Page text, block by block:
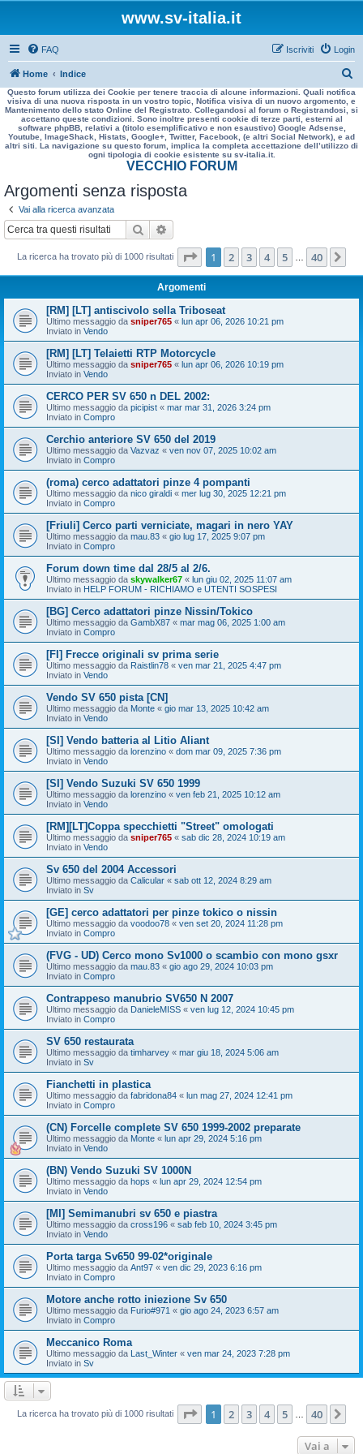
www.sv-italia.it
FAQ Login
Iscriviti
Home Indice
e
r
a
Questo forum utilizza dei Cookie per tenere traccia di alcune informazioni. Quali notifica
visiva di una nuova risposta in un vostro topic, Notifica visiva di un nuovo argomento, e
Mantenimento dello stato Online del Registrato. Collegandosi al forum o Registrandosi, si
accettano queste condizioni. Sono inoltre presenti cookie di terze parti, esterni al
software phpBB, relativi a (titolo esemplificativo e non esaustivo) Google Adsense,
Youtube, ImageShack, Histats, Google+, Twitter, Facebook, (e altri Social Network), e ad
altri siti. La navigazione su questo forum, implica la completa accettazione dell’utilizzo di
ogni tipologia di cookie esistente su sv-italia.it.
VECCHIO FORUM
Argomenti senza risposta
Vai alla ricerca avanzata
Cerca
La ricerca ha trovato più di 1000 risultati Pagina di 40
1 2 3 4 5 40
Argomenti
[RM] [LT] antiscivolo sella Triboseat
Ultimo messaggio da sniper765 « lun apr 06, 2026 10:21 pm
Inviato in Vendo
[RM] [LT] Telaietti RTP Motorcycle
Ultimo messaggio da sniper765 « lun apr 06, 2026 10:19 pm
Inviato in Vendo
CERCO PER SV 650 n DEL 2002:
Ultimo messaggio da picipist « mar mar 31, 2026 3:24 pm
Inviato in Compro
Cerchio anteriore SV 650 del 2019
Ultimo messaggio da Vazvaz « ven nov 07, 2025 10:02 am
Inviato in Compro
(roma) cerco adattatori pinze 4 pompanti
Ultimo messaggio da nico giraldi « mer lug 30, 2025 12:21 pm
Inviato in Compro
[Friuli] Cerco parti verniciate, magari in nero YAY
Ultimo messaggio da mau.83 « gio lug 17, 2025 9:07 pm
Inviato in Compro
Forum down time dal 28/5 al 2/6.
Ultimo messaggio da skywalker67 « lun giu 02, 2025 11:07 am
Inviato in HELP FORUM - RICHIAMO e UTENTI SOSPESI
[BG] Cerco adattatori pinze Nissin/Tokico
Ultimo messaggio da GambX87 « mar mag 06, 2025 1:00 am
Inviato in Compro
[FI] Frecce originali sv prima serie
Ultimo messaggio da Raistlin78 « ven mar 21, 2025 4:47 pm
Inviato in Vendo
Vendo SV 650 pista [CN]
Ultimo messaggio da Monte « gio mar 13, 2025 10:42 am
Inviato in Vendo
[SI] Vendo batteria al Litio Aliant
Ultimo messaggio da lorenzino « dom mar 09, 2025 7:36 pm
Inviato in Vendo
[SI] Vendo Suzuki SV 650 1999
Ultimo messaggio da lorenzino « ven feb 21, 2025 10:12 am
Inviato in Vendo
[RM][LT]Coppa specchietti "Street" omologati
Ultimo messaggio da sniper765 « sab dic 28, 2024 10:19 am
Inviato in Vendo
Sv 650 del 2004 Accessori
Ultimo messaggio da Calicular « sab ott 12, 2024 8:29 am
Inviato in Sv
[GE] cerco adattatori per pinze tokico o nissin
Ultimo messaggio da voodoo78 « ven set 20, 2024 11:28 pm
Inviato in Compro
(FVG - UD) Cerco mono Sv1000 o scambio con mono gsxr
Ultimo messaggio da mau.83 « gio ago 29, 2024 10:03 pm
Inviato in Compro
Contrappeso manubrio SV650 N 2007
Ultimo messaggio da DanieleMISS « ven lug 12, 2024 10:45 pm
Inviato in Compro
SV 650 restaurata
Ultimo messaggio da timharvey « mar giu 18, 2024 5:06 am
Inviato in Sv
Fianchetti in plastica
Ultimo messaggio da fabridona84 « lun mag 27, 2024 12:41 pm
Inviato in Compro
(CN) Forcelle complete SV 650 1999-2002 preparate
Ultimo messaggio da Monte « lun apr 29, 2024 5:16 pm
Inviato in Vendo
(BN) Vendo Suzuki SV 1000N
Ultimo messaggio da hops « lun apr 29, 2024 12:54 pm
Inviato in Vendo
[MI] Semimanubri sv 650 e piastra
Ultimo messaggio da cross196 « sab feb 10, 2024 3:45 pm
Inviato in Vendo
Porta targa Sv650 99-02*originale
Ultimo messaggio da Ant97 « ven dic 29, 2023 6:16 pm
Inviato in Compro
Motore anche rotto iniezione Sv 650
Ultimo messaggio da Furio#971 « gio ago 24, 2023 6:57 am
Inviato in Compro
Meccanico Roma
Ultimo messaggio da Last_Winter « ven mar 24, 2023 7:28 pm
Inviato in Sv
La ricerca ha trovato più di 1000 risultati Pagina di 40
1 2 3 4 5 40
Vai a